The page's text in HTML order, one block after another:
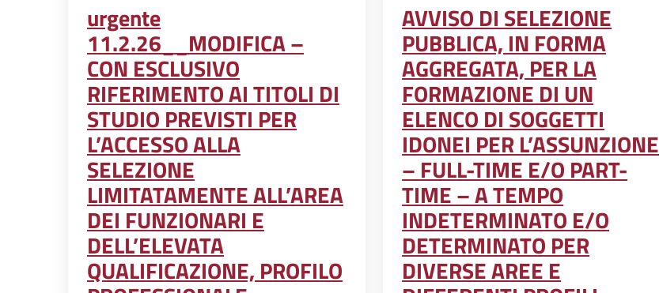
urgente
11.2.26__MODIFICA –
CON ESCLUSIVO
RIFERIMENTO AI TITOLI DI
STUDIO PREVISTI PER
L’ACCESSO ALLA
SELEZIONE
LIMITATAMENTE ALL’AREA
DEI FUNZIONARI E
DELL’ELEVATA
QUALIFICAZIONE, PROFILO
AVVISO DI SELEZIONE
PUBBLICA, IN FORMA
AGGREGATA, PER LA
FORMAZIONE DI UN
ELENCO DI SOGGETTI
IDONEI PER L’ASSUNZIONE
– FULL-TIME E/O PART-
TIME – A TEMPO
INDETERMINATO E/O
DETERMINATO PER
DIVERSE AREE E